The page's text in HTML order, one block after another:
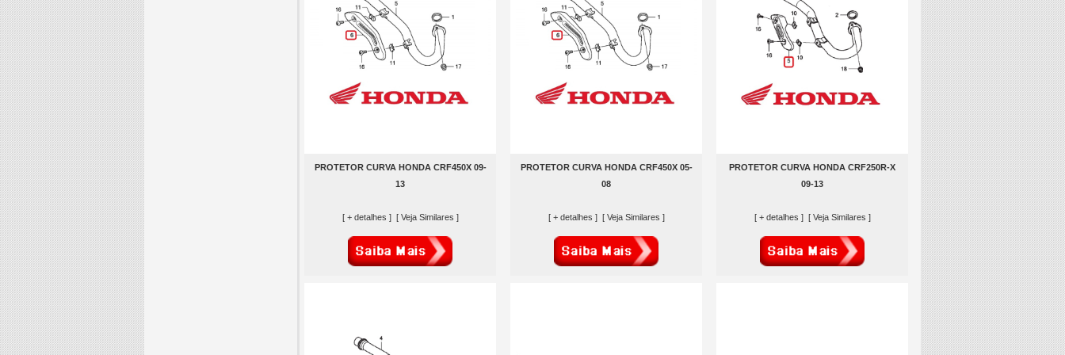
PROTETOR CURVA HONDA CRF450X 09-
13
[ + detalhes ] [ Veja Similares ]
PROTETOR CURVA HONDA CRF450X 05-
08
[ + detalhes ] [ Veja Similares ]
PROTETOR CURVA HONDA CRF250R-X
09-13
[ + detalhes ] [ Veja Similares ]